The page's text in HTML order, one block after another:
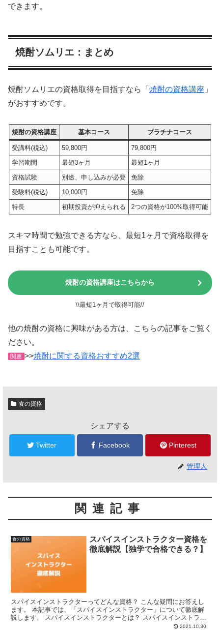
できます。
焼酎ソムリエ：まとめ
焼酎ソムリエの資格取得を目指すなら「 焼酎の資格講座 」
がおすすめです。
焼酎の資格講座 基本コース プラチナコース
受講料(税込) 59,800円
79,800円
学習期間
最短3ヶ月
最短1ヶ月
資格試験
別途、申し込みが必要
免除
受験料(税込)
10,000円
免除
特長
初期投資が抑えられる 2つの資格が100%取得可能
スキマ時間で勉強できる方なら、最短1ヶ月で資格取得を
目指すことも可能です。
焼酎の資格講座はこちらから
\\最短1ヶ月で取得可能//
他の焼酎の資格に興味がある方は、こちらの記事をご覧く
ださい。
関連 >>焼酎に関する資格おすすめ2選
食の資格
シェアする
Twitter Facebook Pinterest
管理人
関連記事
食の資格
スパイスインストラクター資格を
徹底解説【独学で合格できる？】
スパイスインストラクターってどんな資格？ こんな疑問にお答えし
ます。 本記事では、「スパイスインストラクター」について徹底解
説します。 スパイスインストラクターとは？ スパイスインストラク
ターとは、スパイスの基礎知識だけでなく、実際の料理に...2021.10.30